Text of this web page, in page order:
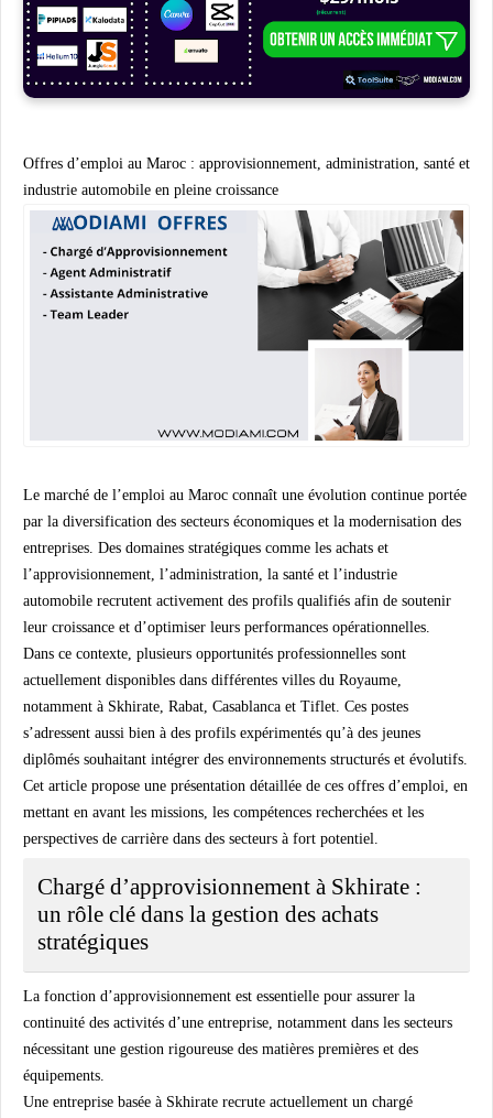
Offres d’emploi au Maroc : approvisionnement, administration, santé et
industrie automobile en pleine croissance
Le marché de l’emploi au Maroc connaît une évolution continue portée
par la diversification des secteurs économiques et la modernisation des
entreprises. Des domaines stratégiques comme les achats et
l’approvisionnement, l’administration, la santé et l’industrie
automobile recrutent activement des profils qualifiés afin de soutenir
leur croissance et d’optimiser leurs performances opérationnelles.
Dans ce contexte, plusieurs opportunités professionnelles sont
actuellement disponibles dans différentes villes du Royaume,
notamment à Skhirate, Rabat, Casablanca et Tiflet. Ces postes
s’adressent aussi bien à des profils expérimentés qu’à des jeunes
diplômés souhaitant intégrer des environnements structurés et évolutifs.
Cet article propose une présentation détaillée de ces offres d’emploi, en
mettant en avant les missions, les compétences recherchées et les
perspectives de carrière dans des secteurs à fort potentiel.
Chargé d’approvisionnement à Skhirate :
un rôle clé dans la gestion des achats
stratégiques
La fonction d’approvisionnement est essentielle pour assurer la
continuité des activités d’une entreprise, notamment dans les secteurs
nécessitant une gestion rigoureuse des matières premières et des
équipements.
Une entreprise basée à Skhirate recrute actuellement un chargé